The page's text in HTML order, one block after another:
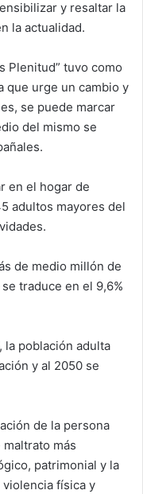
y resaltar la
la actualidad.
Plenitud” tuvo como
que urge un cambio y
se puede marcar
del mismo se
en el hogar de
adultos mayores del
de medio millón de
traduce en el 9,6%
la población adulta
y al 2050 se
de la persona
más
patrimonial y la
física y